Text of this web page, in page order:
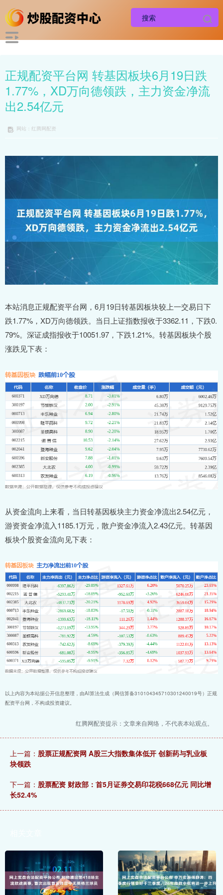
正规配资平台网 转基因板块6月19日跌
1.77%，XD万向德领跌，主力资金净流
出2.54亿元
网站：红腾网配资
本站消息正规配资平台网，6月19日转基因板块较上一交易日下
跌1.77%，XD万向德领跌。当日上证指数报收于3362.11，下跌0.
79%。深证成指报收于10051.97，下跌1.21%。转基因板块个股
涨跌见下表：
从资金流向上来看，当日转基因板块主力资金净流出2.54亿元，
游资资金净流入1185.1万元，散户资金净流入2.43亿元。转基因
板块个股资金流向见下表：
以上内容为本站据公开信息整理，由AI算法生成（网信算备310104345710301240019号）正规
配资平台网，不构成投资建议。
红腾网配资提示：文章来自网络，不代表本站观点。
上一篇： 股票正规配资网 A股三大指数集体低开 创新药与乳业板
块领跌
下一篇： 股票配资 财政部：首5月证券交易印花税668亿元 同比增
长52.4%